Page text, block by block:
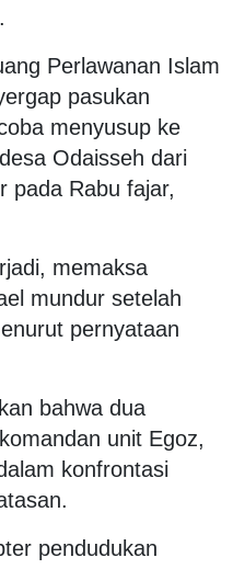
Perlawanan Islam
pasukan
menyusup ke
Odaisseh dari
pada Rabu fajar,
memaksa
mundur setelah
pernyataan
bahwa dua
unit Egoz,
konfrontasi
pendudukan